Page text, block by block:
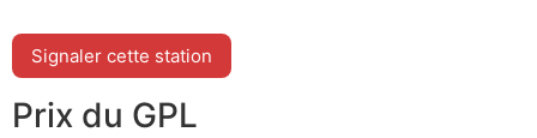
Signaler cette station
Prix du GPL